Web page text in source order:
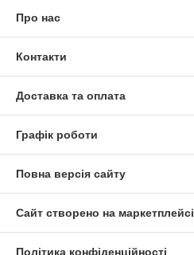
Про нас
Контакти
Доставка та оплата
Графік роботи
Повна версія сайту
Сайт створено на маркетплейсі
Політика конфіденційності